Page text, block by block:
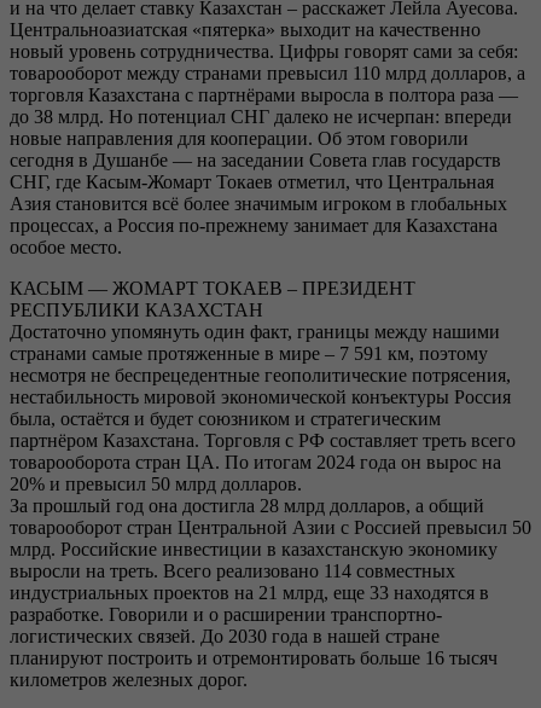
и на что делает ставку Казахстан – расскажет Лейла Ауесова.
Центральноазиатская «пятерка» выходит на качественно
новый уровень сотрудничества. Цифры говорят сами за себя:
товарооборот между странами превысил 110 млрд долларов, а
торговля Казахстана с партнёрами выросла в полтора раза —
до 38 млрд. Но потенциал СНГ далеко не исчерпан: впереди
новые направления для кооперации. Об этом говорили
сегодня в Душанбе — на заседании Совета глав государств
СНГ, где Касым-Жомарт Токаев отметил, что Центральная
Азия становится всё более значимым игроком в глобальных
процессах, а Россия по-прежнему занимает для Казахстана
особое место.
КАСЫМ — ЖОМАРТ ТОКАЕВ – ПРЕЗИДЕНТ
РЕСПУБЛИКИ КАЗАХСТАН
Достаточно упомянуть один факт, границы между нашими
странами самые протяженные в мире – 7 591 км, поэтому
несмотря не беспрецедентные геополитические потрясения,
нестабильность мировой экономической конъектуры Россия
была, остаётся и будет союзником и стратегическим
партнёром Казахстана. Торговля с РФ составляет треть всего
товарооборота стран ЦА. По итогам 2024 года он вырос на
20% и превысил 50 млрд долларов.
За прошлый год она достигла 28 млрд долларов, а общий
товарооборот стран Центральной Азии с Россией превысил 50
млрд. Российские инвестиции в казахстанскую экономику
выросли на треть. Всего реализовано 114 совместных
индустриальных проектов на 21 млрд, еще 33 находятся в
разработке. Говорили и о расширении транспортно-
логистических связей. До 2030 года в нашей стране
планируют построить и отремонтировать больше 16 тысяч
километров железных дорог.